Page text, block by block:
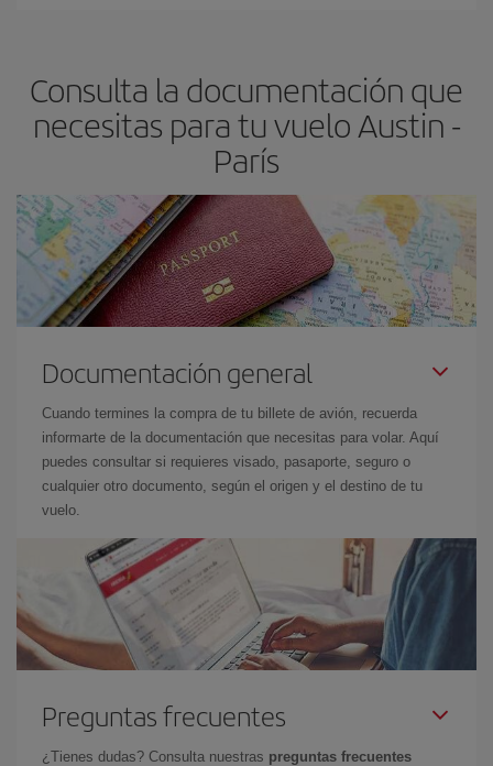
Consulta la documentación que
necesitas para tu vuelo Austin -
París
Documentación general
Cuando termines la compra de tu billete de avión, recuerda
informarte de la documentación que necesitas para volar. Aquí
puedes consultar si requieres visado, pasaporte, seguro o
cualquier otro documento, según el origen y el destino de tu
vuelo.
Preguntas frecuentes
¿Tienes dudas? Consulta nuestras preguntas frecuentes